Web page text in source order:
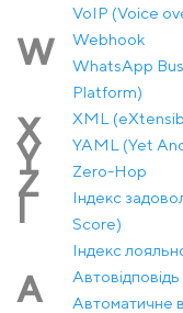
VoIP (Voice
W
Webhook
WhatsApp
Platform)
X XML
Y YAML (Yet
Z Zero-Hop
І
Індекс
Score)
Індекс
А
Автоматичне